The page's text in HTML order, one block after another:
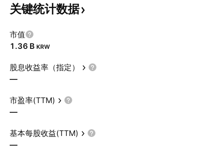
关键统计数据
市值
‪1.36 B‬ KRW
股息收益率（指定）
—
市盈率(TTM)
—
基本每股收益(TTM)
—